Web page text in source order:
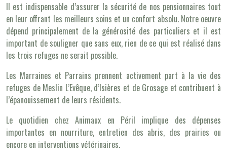
Il est indispensable d’assurer la sécurité de nos pensionnaires tout
en leur offrant les meilleurs soins et un confort absolu. Notre oeuvre
dépend principalement de la générosité des particuliers et il est
important de souligner que sans eux, rien de ce qui est réalisé dans
les trois refuges ne serait possible.
Les Marraines et Parrains prennent activement part à la vie des
refuges de Meslin L’Evêque, d’Isières et de Grosage et contribuent à
l’épanouissement de leurs résidents.
Le quotidien chez Animaux en Péril implique des dépenses
importantes en nourriture, entretien des abris, des prairies ou
encore en interventions vétérinaires.